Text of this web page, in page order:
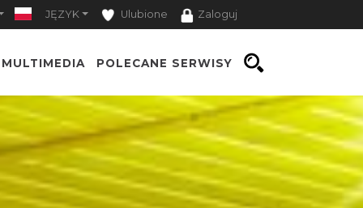
JĘZYK Ulubione Zaloguj
MULTIMEDIA POLECANE SERWISY